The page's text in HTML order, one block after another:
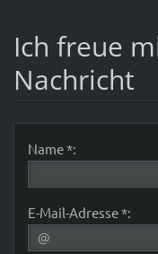
Ich freue
Nachricht
Name *:
E-Mail-Adresse *: